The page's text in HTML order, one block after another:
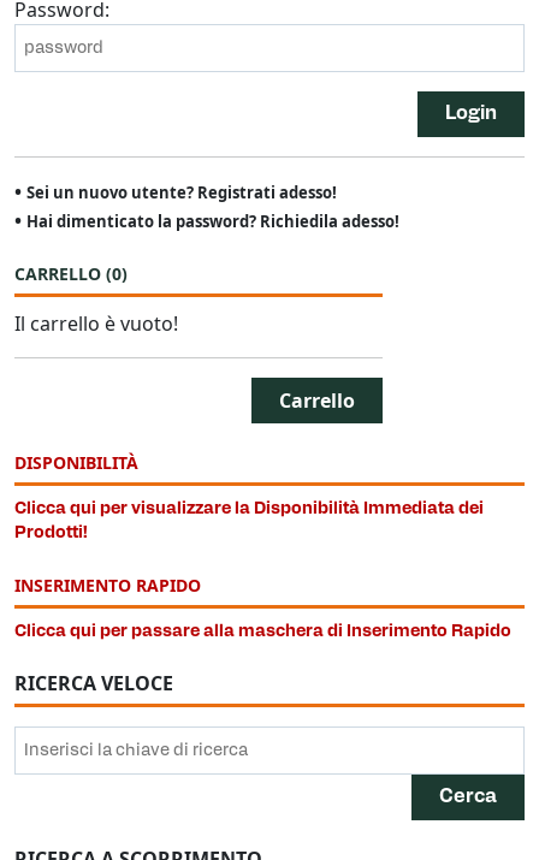
Password:
Login
• Sei un nuovo utente? Registrati adesso!
• Hai dimenticato la password? Richiedila adesso!
CARRELLO (0)
Il carrello è vuoto!
Carrello
DISPONIBILITÀ
Clicca qui per visualizzare la Disponibilità Immediata dei
Prodotti!
INSERIMENTO RAPIDO
Clicca qui per passare alla maschera di Inserimento Rapido
RICERCA VELOCE